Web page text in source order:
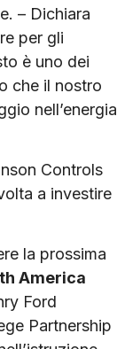
– Dichiara
per gli
è uno dei
che il nostro
nell’energia
Controls
a investire
la prossima
America
Ford
Partnership